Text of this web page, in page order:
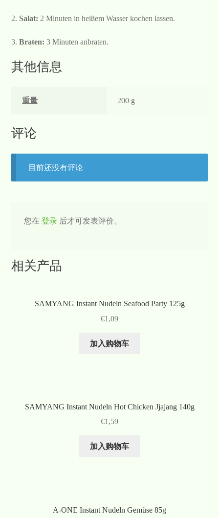
2. Salat: 2 Minuten in heißem Wasser kochen lassen.
3. Braten: 3 Minuten anbraten.
其他信息
重量 200 g
评论
目前还没有评论
您在 登录后才可发表评价。
相关产品
SAMYANG Instant Nudeln Seafood Party 125g
€1,09
加入购物车
SAMYANG Instant Nudeln Hot Chicken Jjajang 140g
€1,59
加入购物车
A-ONE Instant Nudeln Gemüse 85g